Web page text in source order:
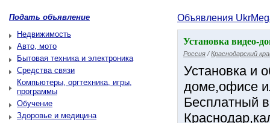
Подать объявление
Недвижимость
Авто, мото
Бытовая техника и электроника
Средства связи
Компьютеры, оргтехника, игры,
программы
Обучение
Здоровье и медицина
Объявления
Установка видео-
Россия /Краснодарский
Установка и
доме,офисе
Бесплатный